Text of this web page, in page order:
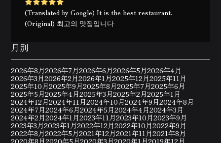
(Translated by Google) It is the best restaurant.
(Original) 최고의 맛집입니다
月別
2026年8月2026年7月2026年6月2026年5月2026年4月
2026年3月2026年2月2026年1月2025年12月2025年11月
2025年10月2025年9月2025年8月2025年7月2025年6月
2025年5月2025年4月2025年3月2025年2月2025年1月
2024年12月2024年11月2024年10月2024年9月2024年8月
2024年7月2024年6月2024年5月2024年4月2024年3月
2024年2月2024年1月2023年11月2023年10月2023年9月
2023年3月2023年1月2022年12月2022年10月2022年9月
2022年8月2022年5月2021年12月2021年11月2021年8月
2020年8月2020年5月2020年3月2020年1月2019年12月